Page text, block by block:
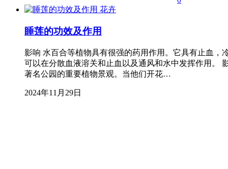
花卉
睡莲的功效及作用
影响 水百合等植物具有很强的药用作用。它具有止血
可以在分散血液溶关和止血以及通风和水中发挥作用。
著名公园的重要植物景观。当他们开花…
2024年11月29日